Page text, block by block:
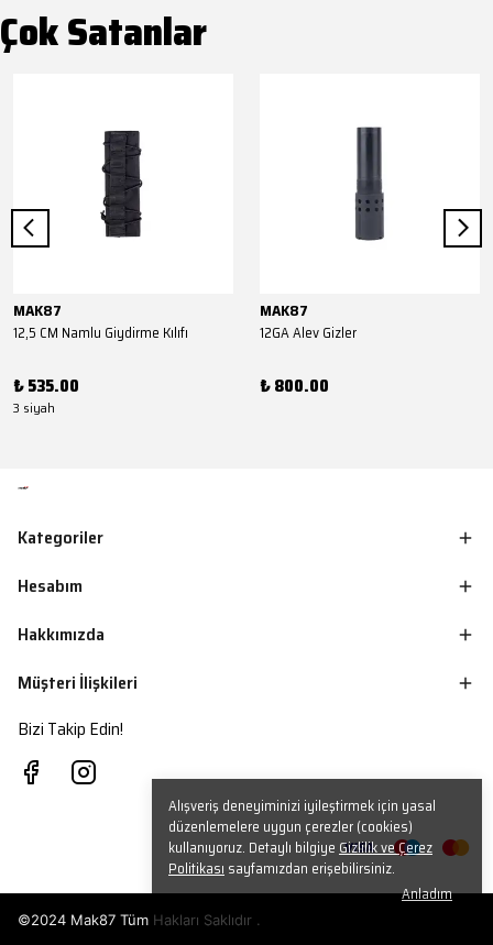
Alışveriş deneyiminizi iyileştirmek için yasal
düzenlemelere uygun çerezler (cookies)
kullanıyoruz. Detaylı bilgiye Gizlilik ve Çerez
Politikası sayfamızdan erişebilirsiniz.
Anladım
Çok Satanlar
MAK87
12,5 CM Namlu Giydirme Kılıfı
₺ 535.00
3 siyah
MAK87
12GA Alev Gizler
₺ 800.00
Kategoriler
Hesabım
Hakkımızda
Müşteri İlişkileri
Bizi Takip Edin!
©2024 Mak87 Tüm Hakları Saklıdır .